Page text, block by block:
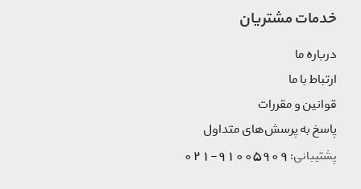
خدمات مشتریان
درباره ما
ارتباط با ما
قوانین و مقررات
پاسخ به پرسش‌های متداول
پشتیبانی: 91005909-021